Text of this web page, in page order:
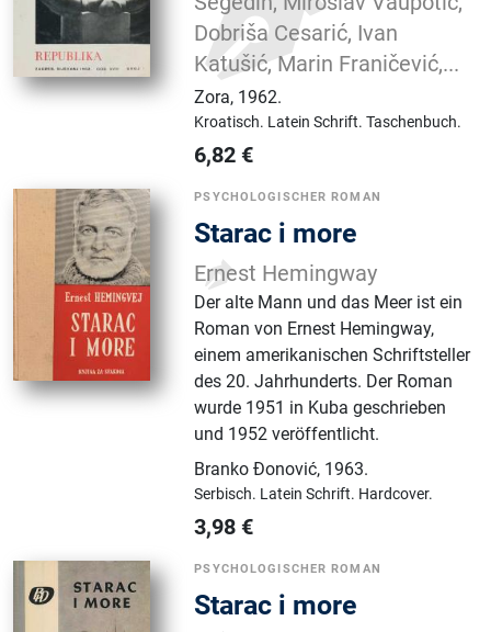
Dobriša Cesarić, Ivan
Katušić, Marin Franičević,...
Zora, 1962.
Kroatisch. Latein Schrift.Taschenbuch.
6,82 €
PSYCHOLOGISCHER ROMAN
Starac i more
Ernest Hemingway
Der alte Mann und das Meer ist ein
Roman von Ernest Hemingway,
einem amerikanischen Schriftsteller
des 20. Jahrhunderts. Der Roman
wurde 1951 in Kuba geschrieben
und 1952 veröffentlicht.
Branko Đonović, 1963.
Serbisch. Latein Schrift. Hardcover.
3,98 €
PSYCHOLOGISCHER ROMAN
Starac i more